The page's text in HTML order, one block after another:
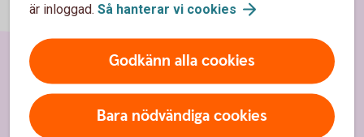
är inloggad. Så hanterar vi cookies
Godkänn alla cookies
Bara nödvändiga cookies
Sidfot
Hitta snabbt
Kontakta oss